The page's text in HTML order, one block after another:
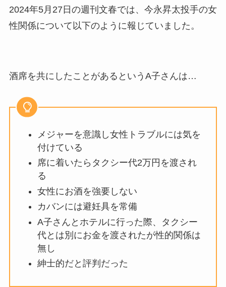
2024年5月27日の週刊文春では、今永昇太投手の女
性関係について以下のように報じていました。
酒席を共にしたことがあるというA子さんは…
メジャーを意識し女性トラブルには気を
付けている
席に着いたらタクシー代2万円を渡され
る
女性にお酒を強要しない
カバンには避妊具を常備
A子さんとホテルに行った際、タクシー
代とは別にお金を渡されたが性的関係は
無し
紳士的だと評判だった